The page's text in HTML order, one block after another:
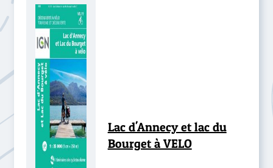
Lac d'Annecy et lac du
Bourget à VELO